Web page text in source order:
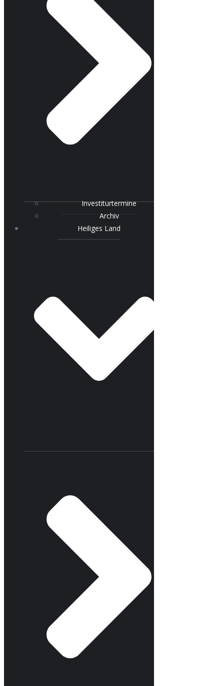
Investiturtermine
Archiv
Heiliges Land